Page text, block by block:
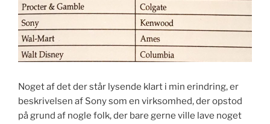
Noget af det der står lysende klart i min erindring, er
beskrivelsen af Sony som en virksomhed, der opstod
på grund af nogle folk, der bare gerne ville lave noget